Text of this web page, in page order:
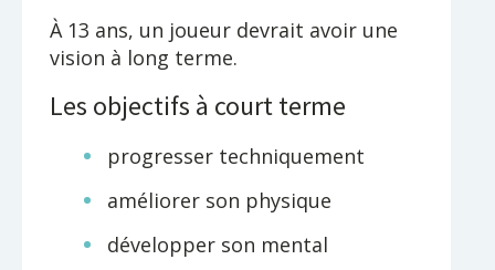
À 13 ans, un joueur devrait avoir une
vision à long terme.
Les objectifs à court terme
progresser techniquement
améliorer son physique
développer son mental